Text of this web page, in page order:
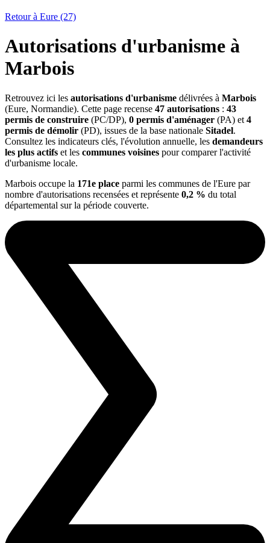
Retour à Eure (27)
Autorisations d'urbanisme à
Marbois
Retrouvez ici les autorisations d'urbanisme délivrées à Marbois
(Eure, Normandie). Cette page recense 47 autorisations : 43
permis de construire (PC/DP), 0 permis d'aménager (PA) et 4
permis de démolir (PD), issues de la base nationale Sitadel.
Consultez les indicateurs clés, l'évolution annuelle, les demandeurs
les plus actifs et les communes voisines pour comparer l'activité
d'urbanisme locale.
Marbois occupe la 171e place parmi les communes de l'Eure par
nombre d'autorisations recensées et représente 0,2 % du total
départemental sur la période couverte.